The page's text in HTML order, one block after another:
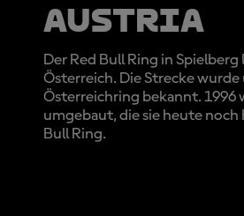
AUSTRIA
Der Red Bull Ring in
Österreich. Die Strecke
Österreichring bekannt. 1996
umgebaut, die sie heute
Bull Ring.